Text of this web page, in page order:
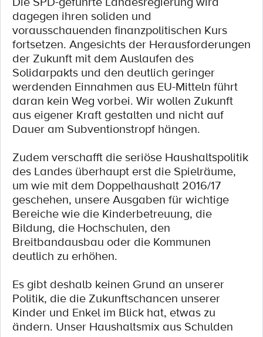
dagegen ihren soliden und
vorausschauenden finanzpolitischen Kurs
fortsetzen. Angesichts der Herausforderungen
der Zukunft mit dem Auslaufen des
Solidarpakts und den deutlich geringer
werdenden Einnahmen aus EU-Mitteln führt
daran kein Weg vorbei. Wir wollen Zukunft
aus eigener Kraft gestalten und nicht auf
Dauer am Subventionstropf hängen.
Zudem verschafft die seriöse Haushaltspolitik
des Landes überhaupt erst die Spielräume,
um wie mit dem Doppelhaushalt 2016/17
geschehen, unsere Ausgaben für wichtige
Bereiche wie die Kinderbetreuung, die
Bildung, die Hochschulen, den
Breitbandausbau oder die Kommunen
deutlich zu erhöhen.
Es gibt deshalb keinen Grund an unserer
Politik, die die Zukunftschancen unserer
Kinder und Enkel im Blick hat, etwas zu
ändern. Unser Haushaltsmix aus Schulden